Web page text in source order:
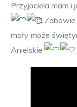
Przyjaciela mam i
mały może
Anielskie